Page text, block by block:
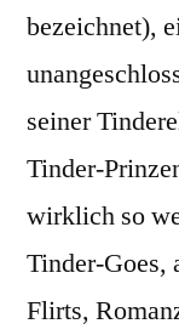
bezeichnet),
seiner
Tinder-
wirklich so
Tinder-Goes,
Flirts,